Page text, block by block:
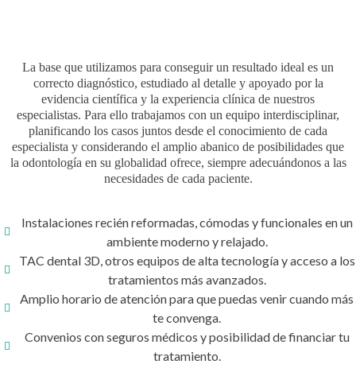
La base que utilizamos para conseguir un resultado ideal es un
correcto diagnóstico, estudiado al detalle y apoyado por la
evidencia científica y la experiencia clínica de nuestros
especialistas. Para ello trabajamos con un equipo interdisciplinar,
planificando los casos juntos desde el conocimiento de cada
especialista y considerando el amplio abanico de posibilidades que
la odontología en su globalidad ofrece, siempre adecuándonos a las
necesidades de cada paciente.
Instalaciones recién reformadas, cómodas y funcionales en un
ambiente moderno y relajado.
TAC dental 3D, otros equipos de alta tecnología y acceso a los
tratamientos más avanzados.
Amplio horario de atención para que puedas venir cuando más
te convenga.
Convenios con seguros médicos y posibilidad de financiar tu
tratamiento.